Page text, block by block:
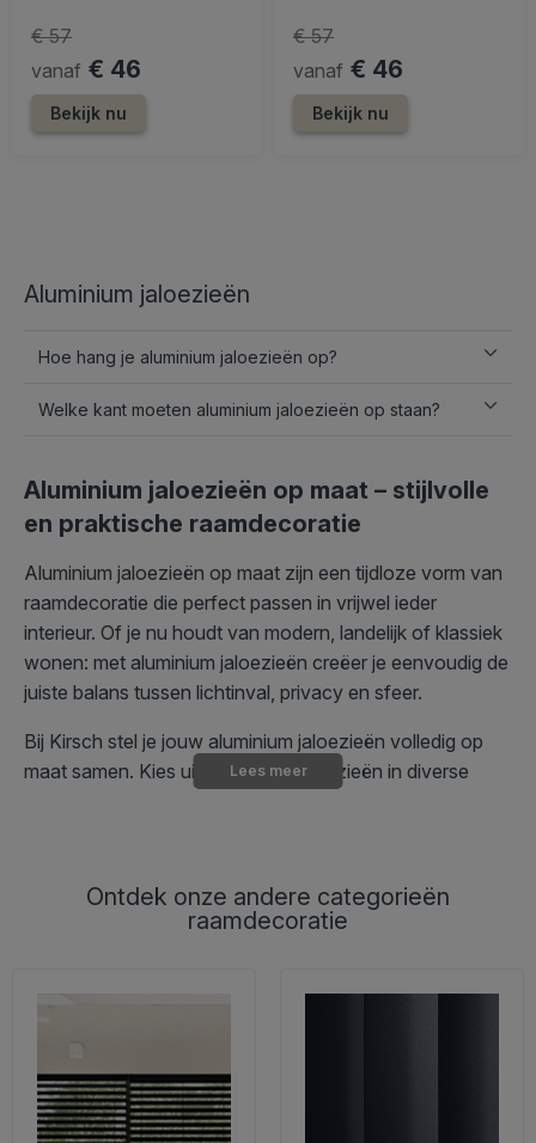
vanaf € 46
€ 57
Bekijk nu
vanaf € 46
€ 57
Bekijk nu
Ontdek onze andere categorieën
raamdecoratie
Aluminium jaloezieën op maat – stijlvolle
en praktische raamdecoratie
Aluminium jaloezieën op maat zijn een tijdloze vorm van
raamdecoratie die perfect passen in vrijwel ieder
interieur. Of je nu houdt van modern, landelijk of klassiek
wonen: met aluminium jaloezieën creëer je eenvoudig de
juiste balans tussen lichtinval, privacy en sfeer.
Bij Kirsch stel je jouw aluminium jaloezieën volledig op
maat samen. Kies uit aluminium jaloezieën in diverse
licht er binnenkomt. Wil je meer privacy of juist extra
aluminium jaloezieën volledig optrekken voor een vrij
Aluminium jaloezieën op maat
Aluminium jaloezieën hebben een strakke en moderne
Aluminium jaloezieën
Hoe hang je aluminium jaloezieën op?
Welke kant moeten aluminium jaloezieën op staan?
Lees meer